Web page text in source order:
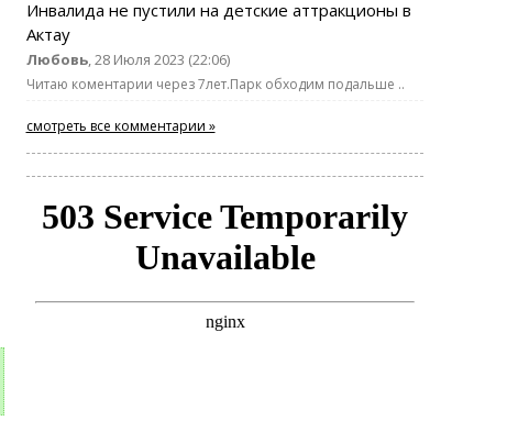
Инвалида не пустили на детские аттракционы в
Актау
Любовь, 28 Июля 2023 (22:06)
Читаю коментарии через 7лет.Парк обходим подальше ..
смотреть все комментарии »